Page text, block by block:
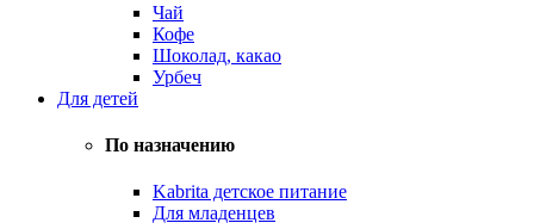
Чай
Кофе
Шоколад, какао
Урбеч
Для детей
По назначению
Kabrita детское питание
Для младенцев